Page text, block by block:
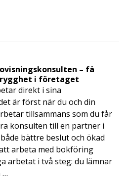
– få
i företaget
direkt i sina
är först när du och din
tillsammans som du får
konsulten till en partner i
bättre beslut och ökad
arbeta med bokföring
arbetat i två steg: du lämnar
…